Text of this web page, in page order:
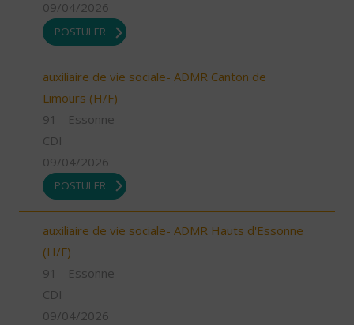
09/04/2026
POSTULER
auxiliaire de vie sociale- ADMR Canton de
Limours (H/F)
91 - Essonne
CDI
09/04/2026
POSTULER
auxiliaire de vie sociale- ADMR Hauts d'Essonne
(H/F)
91 - Essonne
CDI
09/04/2026